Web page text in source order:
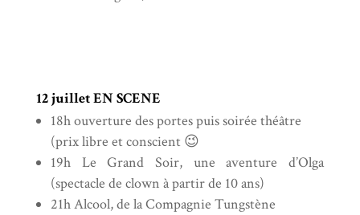
12 juillet EN SCENE
18h ouverture des portes puis soirée théâtre
(prix libre et conscient 😉
19h Le Grand Soir, une aventure d’Olga
(spectacle de clown à partir de 10 ans)
21h Alcool, de la Compagnie Tungstène